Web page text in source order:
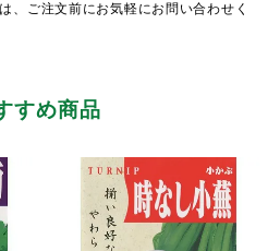
、ご注文前にお気軽にお問い合わせく
すめ商品